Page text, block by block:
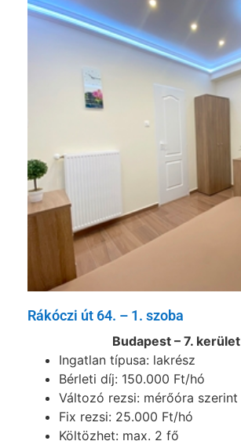
Rákóczi út 64. – 1. szoba
Budapest – 7. kerület
Ingatlan típusa: lakrész
Bérleti díj: 150.000 Ft/hó
Változó rezsi: mérőóra szerint
Fix rezsi: 25.000 Ft/hó
Költözhet: max. 2 fő